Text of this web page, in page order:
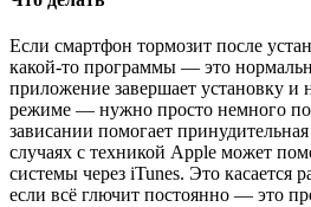
Если смартфон тормозит после
какой-то программы — это
приложение завершает установку и
режиме — нужно просто немного
зависании помогает
случаях с техникой Apple может
системы через iTunes. Это касается
если всё глючит постоянно — это